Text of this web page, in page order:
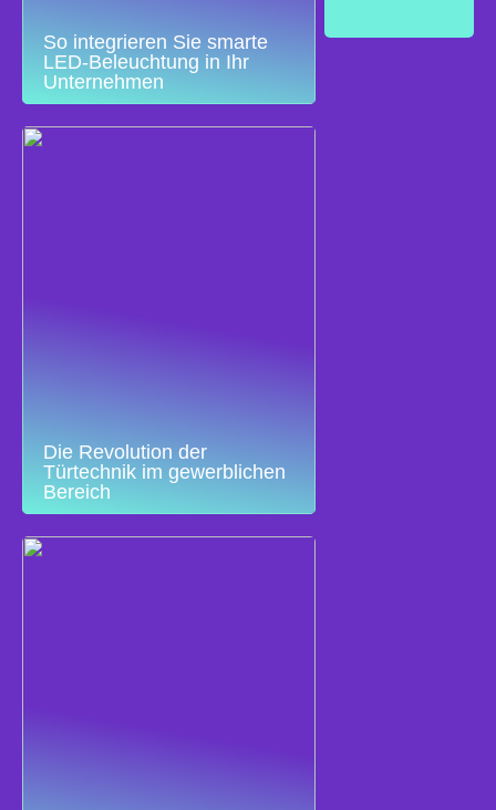
So integrieren Sie smarte
LED-Beleuchtung in Ihr
Unternehmen
Die Revolution der
Türtechnik im gewerblichen
Bereich